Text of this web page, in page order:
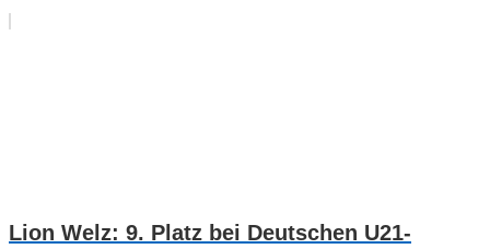
Lion Welz: 9. Platz bei Deutschen U21-